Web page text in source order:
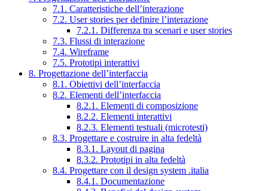
7.1. Caratteristiche dell’interazione
7.2. User stories per definire l’interazione
7.2.1. Differenza tra scenari e user stories
7.3. Flussi di interazione
7.4. Wireframe
7.5. Prototipi interattivi
8. Progettazione dell’interfaccia
8.1. Obiettivi dell’interfaccia
8.2. Elementi dell’interfaccia
8.2.1. Elementi di composizione
8.2.2. Elementi interattivi
8.2.3. Elementi testuali (microtesti)
8.3. Progettare e costruire in alta fedeltà
8.3.1. Layout di pagina
8.3.2. Prototipi in alta fedeltà
8.4. Progettare con il design system .italia
8.4.1. Documentazione